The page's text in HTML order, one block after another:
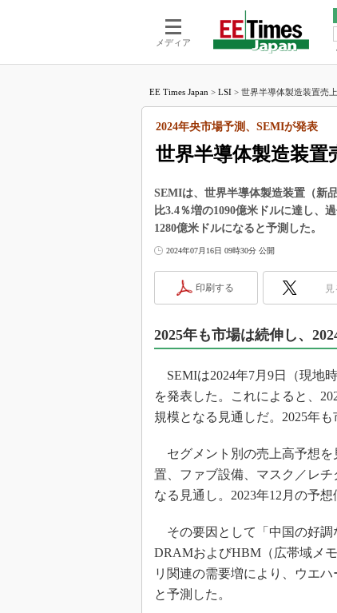
メディア
電池／エ
福
大
リ
学
こ
製
“
改
イ
「
EE Times Japan > LSI > 世界半導体製造装置売
世界半導体製造装置
2024年央市場予測、SEMIが発表
SEMIは、世界半導体製造装置（新
比3.4％増の1090億米ドルに達し、
1280億米ドルになると予測した。
2024年07月16日 09時30分 公開
印刷する 見
2025年も市場は続伸し、
SEMIは2024年7月9日（現地
を発表した。これによると、
規模となる見通しだ。2025年
セグメント別の売上高予想を
置、ファブ設備、マスク／レチ
なる見通し。2023年12月の予
その要因として「中国の好調
DRAMおよびHBM（広帯域メ
リ関連の需要増により、ウエ
と予測した。